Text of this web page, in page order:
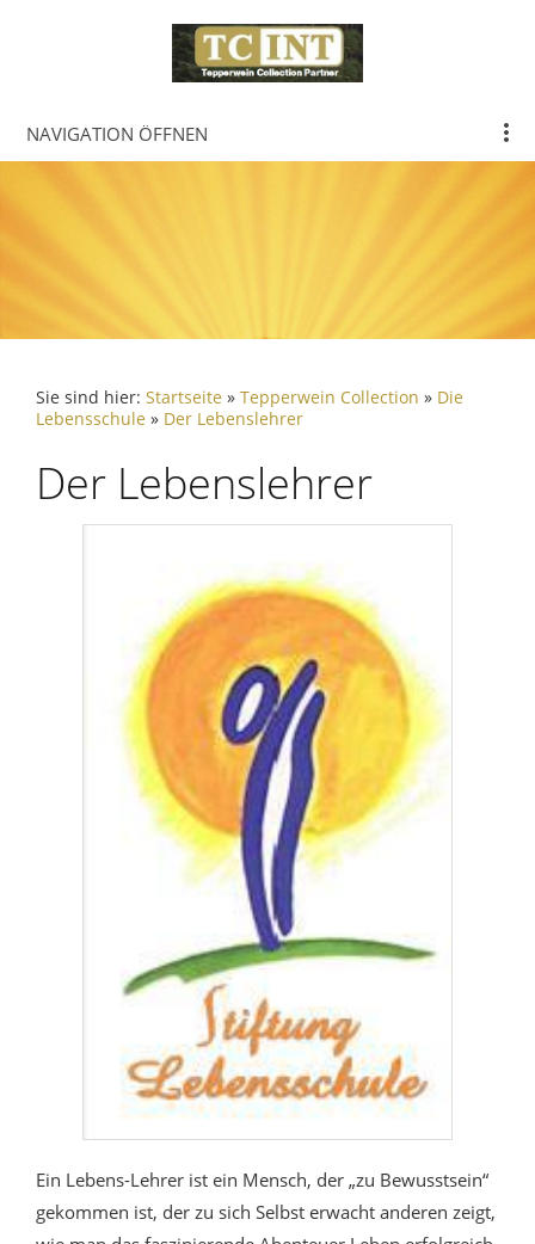
NAVIGATION ÖFFNEN
Sie sind hier: Startseite » Tepperwein Collection » Die
Lebensschule » Der Lebenslehrer
Der Lebenslehrer
Ein Lebens-Lehrer ist ein Mensch, der „zu Bewusstsein“
gekommen ist, der zu sich Selbst erwacht anderen zeigt,